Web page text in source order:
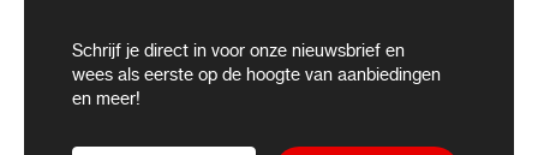
Schrijf je direct in voor onze nieuwsbrief en
wees als eerste op de hoogte van aanbiedingen
en meer!